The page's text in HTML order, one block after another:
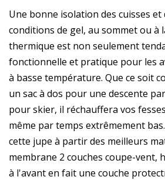
Une bonne isolation des cuisses et
conditions de gel, au sommet ou à
thermique est non seulement
fonctionnelle et pratique pour les
à basse température. Que ce soit
un sac à dos pour une descente
pour skier, il réchauffera vos
même par temps extrêmement
cette jupe à partir des meilleurs
membrane 2 couches coupe-vent,
à l'avant en fait une couche